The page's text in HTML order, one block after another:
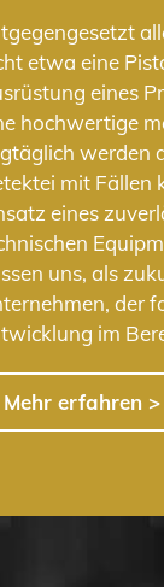
etwa eine
eines
hochwertige
werden
mit Fällen
eines
uns, als
der
im
Mehr erfahren >